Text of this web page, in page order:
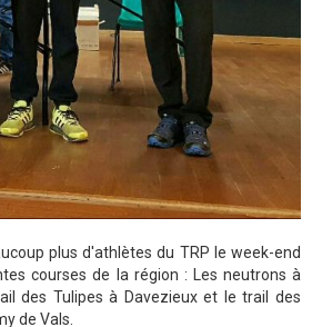
plus d'athlètes du TRP le week-end
courses de la région : Les neutrons à
des Tulipes à Davezieux et le trail des
de Vals.